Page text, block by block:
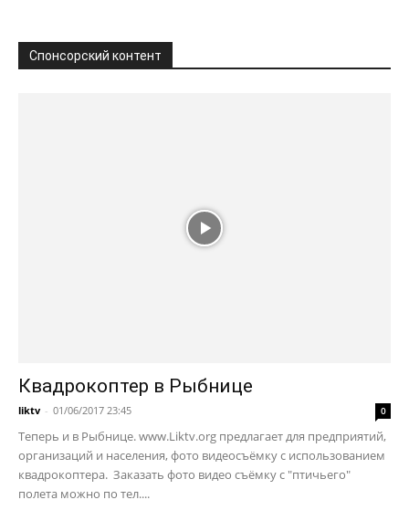
Спонсорский контент
Квадрокоптер в Рыбнице
liktv - 01/06/2017 23:45 0
Теперь и в Рыбнице. www.Liktv.org предлагает для предприятий,
организаций и населения, фото видеосъёмку с использованием
квадрокоптера. Заказать фото видео съёмку с "птичьего"
полета можно по тел....